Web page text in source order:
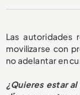
Las autoridades
movilizarse con
no adelantar en
¿Quieres estar